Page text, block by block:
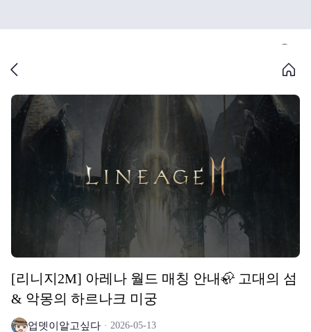
[리니지2M] 아레나 월드 매칭 안내🦣 고대의 섬
& 악몽의 하르나크 미궁
업뎃이알고싶다 2026-05-13